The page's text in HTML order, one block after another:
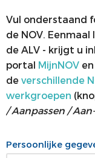
ALV
PRIJZEN EN
STATUTEN EN
VACATUREBANK
PERSCONTACT
MEDISCHE
Vul onderstaand
de NOV.
de ALV - krijgt u
portal MijnNOV
deverschillende
werkgroepen
/Aanpassen /
Persoonlijke